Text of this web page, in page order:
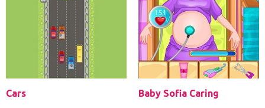
Cars Baby Sofia Caring